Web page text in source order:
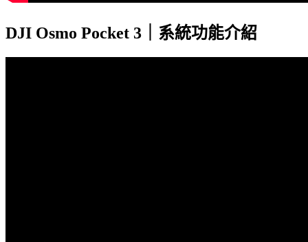
DJI Osmo Pocket 3｜系統功能介紹